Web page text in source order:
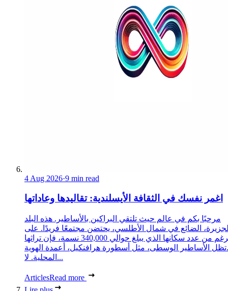
4 Aug 2026·9 min read
اغمر نفسك في الثقافة الأيسلندية: تقاليدها وعاداتها
مرحبًا بكم في عالم حيث تلتقي البراكين بالأساطير. هذه البلد
الضائع في شمال الأطلسي، يحتضن مجتمعًا فريدًا. على
الرغم من عدد سكانها الذي يبلغ حوالي 340,000 نسمة، فإن تراثها
الأساطير الوسطى، مثل أسطورة هرافنكيل، أعمدة الهوية
المحلية. لا...
ArticlesRead more